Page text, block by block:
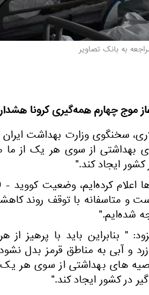
به بانک تصاویر
موج چهارم همه‌گیری کرونا
سخنگوی وزارت بهداشت
بهداشتی از سوی هر یک از ما
ایجاد کند."
و متاسفانه با توقف روند
شده‌ایم."
" بنابراین باید با پرهیز از
و آبی به مناطق قرمز بدل
های بهداشتی از سوی هر یک
در کشور ایجاد کند."